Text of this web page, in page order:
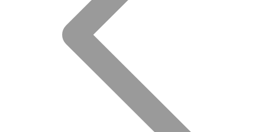
Η Εταιρεία μας
Επεξεργασία ξύλου